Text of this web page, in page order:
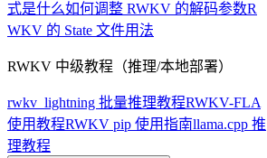
式是什么如何调整 RWKV 的解码参数R
WKV 的 State 文件用法
RWKV 中级教程（推理/本地部署）
rwkv_lightning 批量推理教程RWKV-FLA
使用教程RWKV pip 使用指南llama.cpp 推
理教程